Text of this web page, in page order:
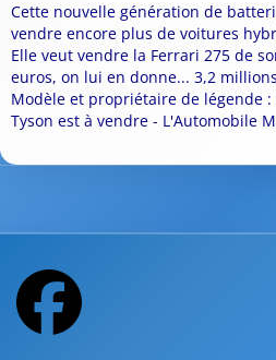
Cette nouvelle génération de
vendre encore plus de voitures
Elle veut vendre la Ferrari 275 de
euros, on lui en donne... 3,2
Modèle et propriétaire de légende :
Tyson est à vendre - L'Automobile